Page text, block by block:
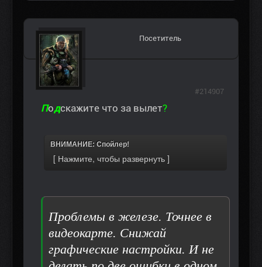
Посетитель
Подскажите что за вылет?
ВНИМАНИЕ: Спойлер!
Проблемы в железе. Точнее в
видеокарте. Снижай
графические настройки. И не
#214907